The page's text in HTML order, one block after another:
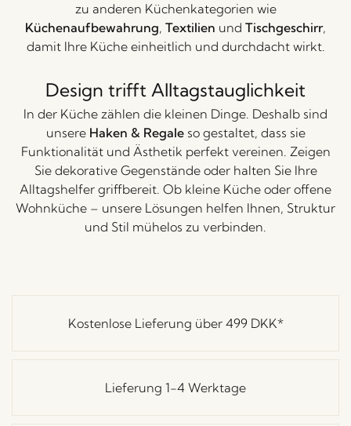
zu anderen Küchenkategorien wie
Küchenaufbewahrung, Textilien und Tischgeschirr,
damit Ihre Küche einheitlich und durchdacht wirkt.
Design trifft Alltagstauglichkeit
In der Küche zählen die kleinen Dinge. Deshalb sind
unsere Haken & Regaleso gestaltet, dass sie
Funktionalität und Ästhetik perfekt vereinen. Zeigen
Sie dekorative Gegenstände oder halten Sie Ihre
Alltagshelfer griffbereit. Ob kleine Küche oder offene
Wohnküche – unsere Lösungen helfen Ihnen, Struktur
und Stil mühelos zu verbinden.
Kostenlose Lieferung über 499 DKK*
Lieferung 1-4 Werktage